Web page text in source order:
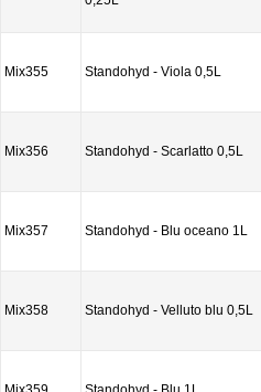
Mix355 Standohyd - Viola 0,5L
Mix356 Standohyd - Scarlatto 0,5L
Mix357 Standohyd - Blu oceano 1L
Mix358 Standohyd - Velluto blu 0,5L